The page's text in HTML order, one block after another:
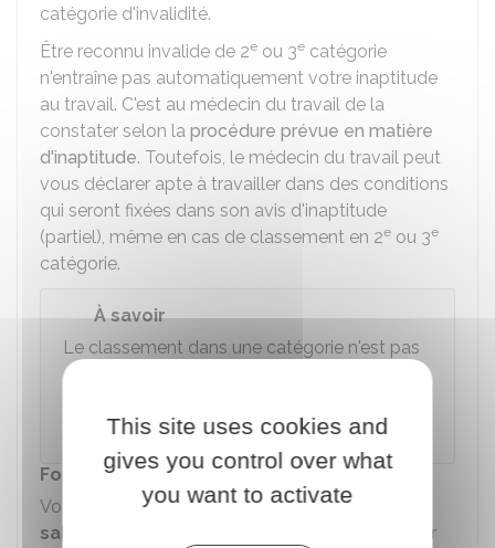
catégorie d'invalidité.
Être reconnu invalide de 2e ou 3e catégorie
n'entraîne pas automatiquement votre inaptitude
au travail. C'est au médecin du travail de la
constater selon la procédure prévue en matière
d'inaptitude. Toutefois, le médecin du travail peut
vous déclarer apte à travailler dans des conditions
qui seront fixées dans son avis d'inaptitude
(partiel), même en cas de classement en 2e ou 3e
catégorie.
À savoir
Le classement dans une catégorie n'est pas
définitif, une personne invalide peut par
catégorie.
Formule de calcul
Votre pension est calculéesur la base d'un
salaire annuel moyen
. Elle est obtenue à partir
This site uses cookies and
gives you control over what
you want to activate